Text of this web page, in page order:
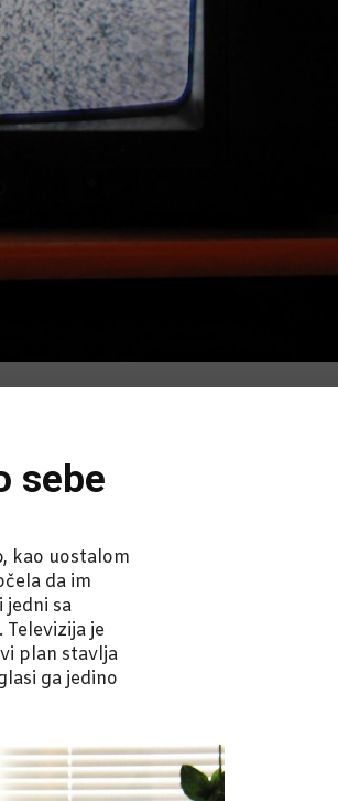
sebe
kao uostalom
da im
jedni sa
je
plan stavlja
ga jedino